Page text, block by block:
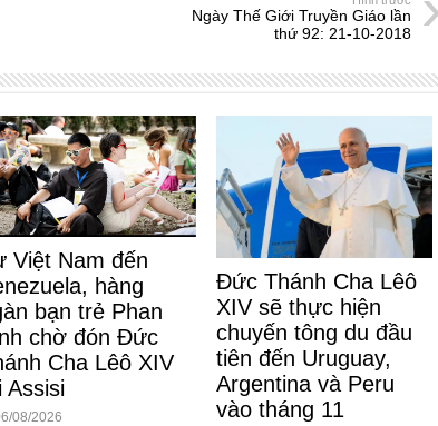
Ngày Thế Giới Truyền Giáo lần
thứ 92: 21-10-2018
Việt Nam đến
hàng
bạn trẻ Phan
chờ đón Đức
Cha Lêô XIV
Assisi
08/2026
Đức Thánh Cha Lêô
XIV sẽ thực hiện
chuyến tông du đầu
tiên đến Uruguay,
Argentina và Peru
vào tháng 11